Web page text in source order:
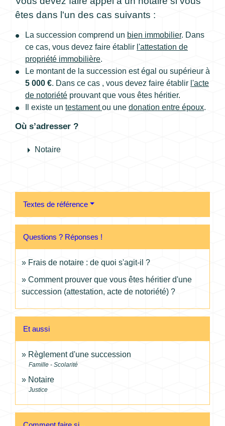
êtes dans l'un des cas suivants :
La succession comprend un bien immobilier. Dans
ce cas, vous devez faire établir l'attestation de
propriété immobilière.
Le montant de la succession est égal ou supérieur à
5 000 €. Dans ce cas , vous devez faire établir l'acte
de notoriété prouvant que vous êtes héritier.
Il existe un testamentou une donation entre époux.
Où s’adresser ?
arrow_right Notaire
Textes de référence
Questions ? Réponses !
Frais de notaire : de quoi s'agit-il ?
Comment prouver que vous êtes héritier d'une
succession (attestation, acte de notoriété) ?
Et aussi
Règlement d'une succession
Famille - Scolarité
Notaire
Justice